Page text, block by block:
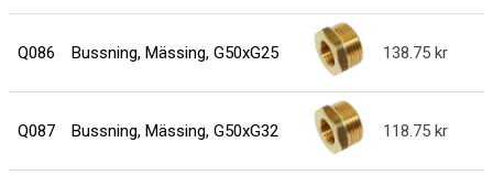
Q086 Bussning, Mässing, G50xG25 138.75
Q087 Bussning, Mässing, G50xG32 118.75